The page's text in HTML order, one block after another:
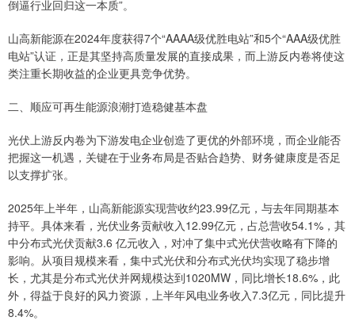
倒逼行业回归这一本质”。
山高新能源在2024年度获得7个“AAAA级优胜电站”和5个“AAA级优胜
电站”认证，正是其坚持高质量发展的直接成果，而上游反内卷将使这
类注重长期收益的企业更具竞争优势。
二、顺应可再生能源浪潮打造稳健基本盘
光伏上游反内卷为下游发电企业创造了更优的外部环境，而企业能否
把握这一机遇，关键在于业务布局是否贴合趋势、财务健康度是否足
以支撑扩张。
2025年上半年，山高新能源实现营收约23.99亿元，与去年同期基本
持平。具体来看，光伏业务贡献收入12.99亿元，占总营收54.1%，其
中分布式光伏贡献3.6 亿元收入，对冲了集中式光伏营收略有下降的
影响。从项目规模来看，集中式光伏和分布式光伏均实现了稳步增
长，尤其是分布式光伏并网规模达到1020MW，同比增长18.6%，此
外，得益于良好的风力资源，上半年风电业务收入7.3亿元，同比提升
8.4%。